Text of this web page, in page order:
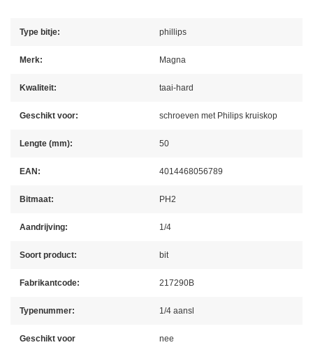
Type bitje: phillips
Merk: Magna
Kwaliteit: taai-hard
Geschikt voor: schroeven met Philips kruiskop
Lengte (mm): 50
EAN: 4014468056789
Bitmaat: PH2
Aandrijving: 1/4
Soort product: bit
Fabrikantcode: 217290B
Typenummer: 1/4 aansl
Geschikt voor nee